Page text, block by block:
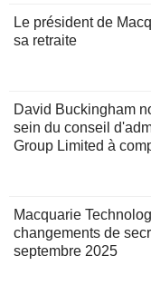
Le président de
sa retraite
David Buckingham
sein du conseil
Group Limited à
Macquarie
changements de
septembre 2025